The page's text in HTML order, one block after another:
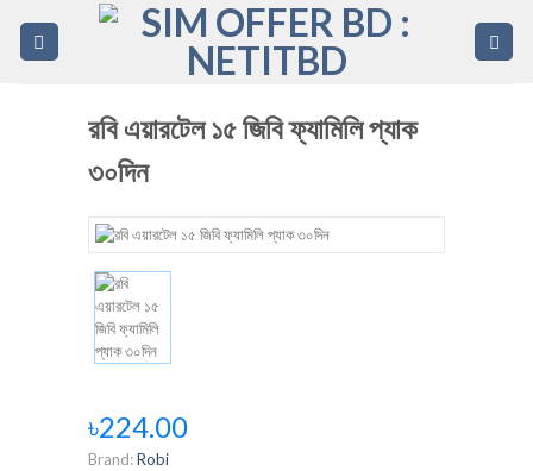
রবি এয়ারটেল ১৫ জিবি ফ্যামিলি প্যাক
৩০দিন
৳224.00
Brand:Robi